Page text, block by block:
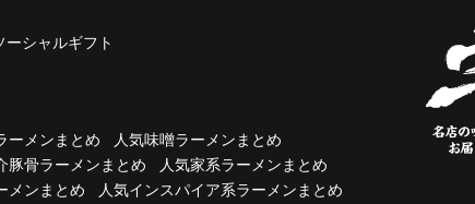
ーシャルギフト
ーメンまとめ
人気味噌ラーメンまとめ
豚骨ラーメンまとめ
人気家系ラーメンまとめ
メンまとめ
人気インスパイア系ラーメンまとめ